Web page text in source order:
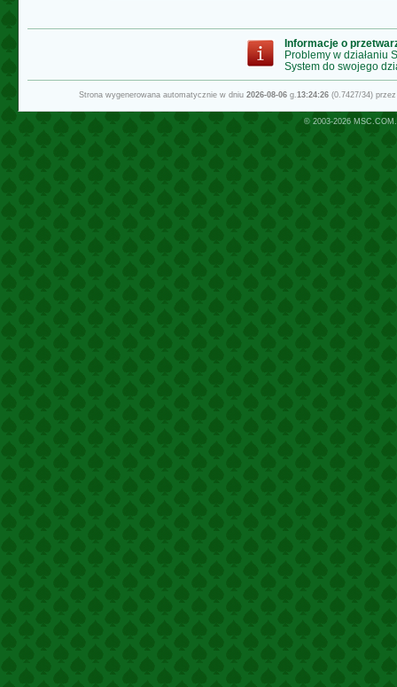
Informacje o
Problemy w działaniu
System do swojego
Strona wygenerowana automatycznie w dniu 2026-08-06g.13:24:26(0.7427/34)
© 2003-2026